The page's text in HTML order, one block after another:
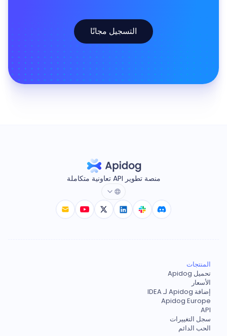
التسجيل مجانًا
منصة تطوير API تعاونية متكاملة
المنتجات
تحميل Apidog
الأسعار
إضافة Apidog لـ IDEA
Apidog Europe
API
سجل التغييرات
الحب الدائم